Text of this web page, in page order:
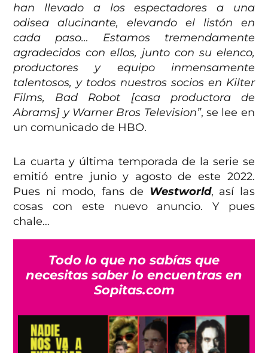
han llevado a los espectadores a una
odisea alucinante, elevando el listón en
cada paso… Estamos tremendamente
agradecidos con ellos, junto con su elenco,
productores y equipo inmensamente
talentosos, y todos nuestros socios en Kilter
Films, Bad Robot [casa productora de
Abrams] y Warner Bros Television”, se lee en
un comunicado de HBO.
La cuarta y última temporada de la serie se
emitió entre junio y agosto de este 2022.
Pues ni modo, fans de Westworld, así las
cosas con este nuevo anuncio. Y pues
chale…
Todo lo que no sabías que
necesitas saber lo encuentras en
Sopitas.com